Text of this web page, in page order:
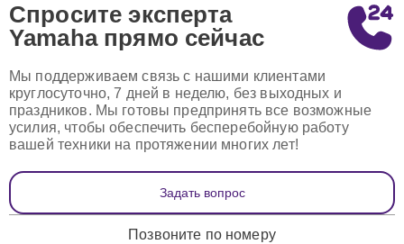
Спросите эксперта
Yamaha прямо сейчас
Мы поддерживаем связь с нашими клиентами
круглосуточно, 7 дней в неделю, без выходных и
праздников. Мы готовы предпринять все возможные
усилия, чтобы обеспечить бесперебойную работу
вашей техники на протяжении многих лет!
Задать вопрос
Позвоните по номеру